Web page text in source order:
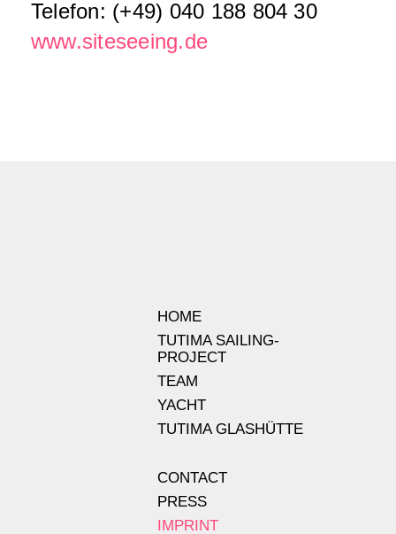
Telefon: (+49) 040 188 804 30
www.siteseeing.de
HOME
TUTIMA SAILING-
PROJECT
TEAM
YACHT
TUTIMA GLASHÜTTE
CONTACT
PRESS
IMPRINT